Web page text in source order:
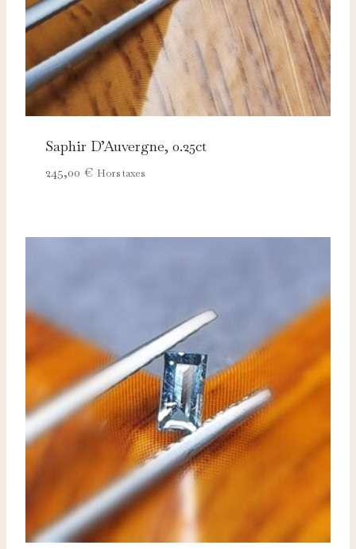
Saphir D’Auvergne, 0.25ct
245,00 € Hors taxes
Marketing
Ces cookies servent à vous proposer des publicités
adaptées à vos centres d'intérêt.